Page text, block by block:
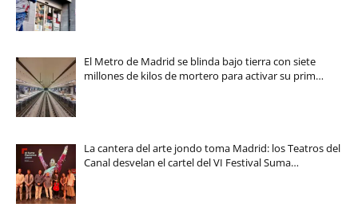
El Metro de Madrid se blinda bajo tierra con siete
millones de kilos de mortero para activar su prim…
La cantera del arte jondo toma Madrid: los Teatros del
Canal desvelan el cartel del VI Festival Suma…